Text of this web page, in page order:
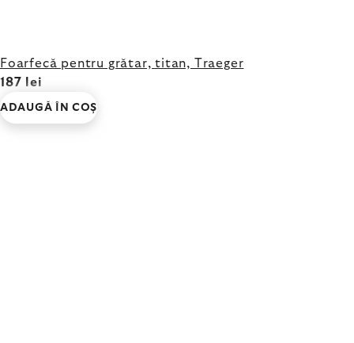
Foarfecă pentru grătar, titan, Traeger
187 lei
ADAUGĂ ÎN COŞ